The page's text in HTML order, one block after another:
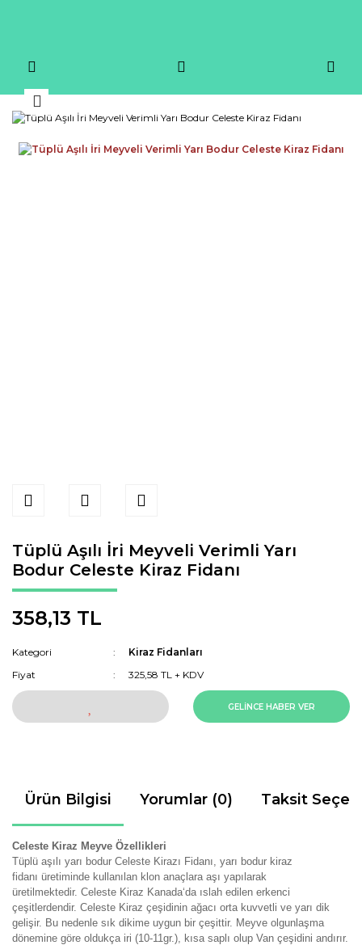
Tüplü Aşılı İri Meyveli Verimli Yarı
Bodur Celeste Kiraz Fidanı
358,13 TL
Kategori
Kiraz Fidanları
Fiyat
325,58 TL + KDV
GELİNCE HABER VER
Ürün Bilgisi Yorumlar (0) Taksit
Celeste Kiraz Meyve Özellikleri
Tüplü aşılı yarı bodur Celeste Kirazı Fidanı, yarı bodur kiraz
fidanı üretiminde kullanılan klon anaçlara aşı yapılarak
üretilmektedir. Celeste Kiraz Kanada‘da ıslah edilen erkenci
çeşitlerdendir. Celeste Kiraz çeşidinin ağacı orta kuvvetli ve yarı dik
gelişir. Bu nedenle sık dikime uygun bir çeşittir. Meyve olgunlaşma
dönemine göre oldukça iri (10-11gr.), kısa saplı olup Van çeşidini andırır.